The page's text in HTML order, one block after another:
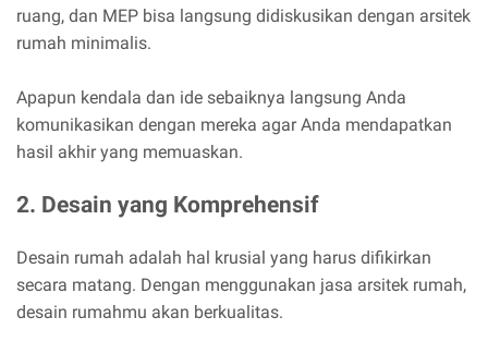
ruang, dan MEP bisa langsung didiskusikan dengan arsitek
rumah minimalis.
Apapun kendala dan ide sebaiknya langsung Anda
komunikasikan dengan mereka agar Anda mendapatkan
hasil akhir yang memuaskan.
2. Desain yang Komprehensif
Desain rumah adalah hal krusial yang harus difikirkan
secara matang. Dengan menggunakan jasa arsitek rumah,
desain rumahmu akan berkualitas.